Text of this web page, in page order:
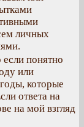
личных
если понятно
или
которые
ответа на
на мой взгляд